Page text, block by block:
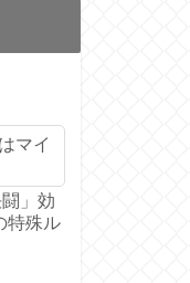
マイ
」効
特殊ル